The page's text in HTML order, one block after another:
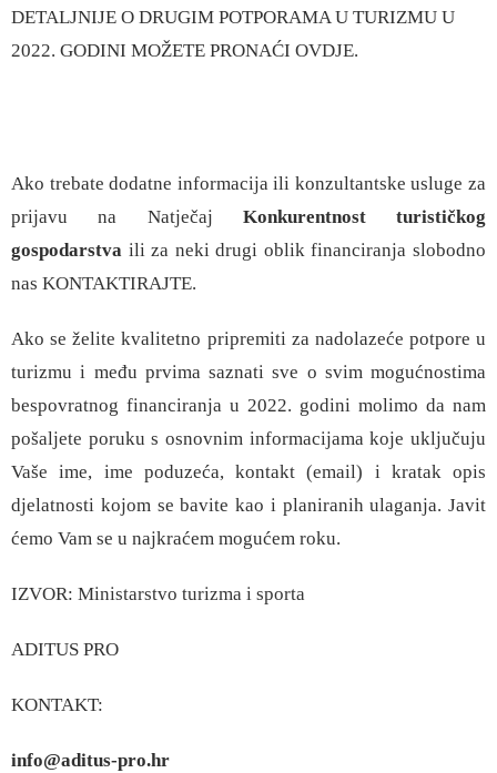
DETALJNIJE O DRUGIM POTPORAMA U TURIZMU U
2022. GODINI MOŽETE PRONAĆI OVDJE.
Ako trebate dodatne informacija ili konzultantske usluge za
prijavu na Natječaj Konkurentnost turističkog
gospodarstva ili za neki drugi oblik financiranja slobodno
nas KONTAKTIRAJTE.
Ako se želite kvalitetno pripremiti za nadolazeće potpore u
turizmu i među prvima saznati sve o svim mogućnostima
bespovratnog financiranja u 2022. godini molimo da nam
pošaljete poruku s osnovnim informacijama koje uključuju
Vaše ime, ime poduzeća, kontakt (email) i kratak opis
djelatnosti kojom se bavite kao i planiranih ulaganja. Javit
ćemo Vam se u najkraćem mogućem roku.
IZVOR: Ministarstvo turizma i sporta
ADITUS PRO
KONTAKT:
info@aditus-pro.hr